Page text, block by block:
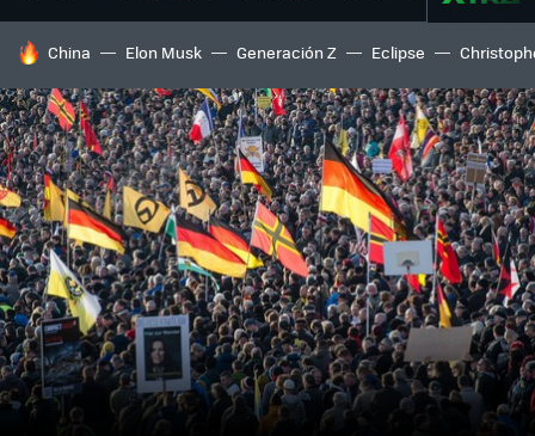
HOY SE HABLA DE
China Elon Musk Generación Z Eclipse